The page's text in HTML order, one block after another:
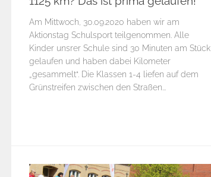
Am Mittwoch, 30.09.2020 haben wir am
Aktionstag Schulsport teilgenommen. Alle
Kinder unsrer Schule sind 30 Minuten am Stück
gelaufen und haben dabei Kilometer
„gesammelt“. Die Klassen 1-4 liefen auf dem
Grünstreifen zwischen den Straßen...